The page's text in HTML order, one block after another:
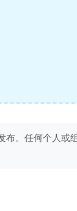
。任何个人